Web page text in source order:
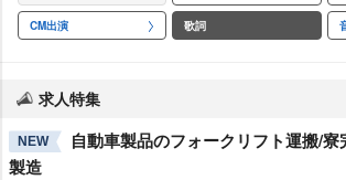
CM出演 歌詞
求人特集
NEW
自動車製品のフォークリフト運搬/寮
製造